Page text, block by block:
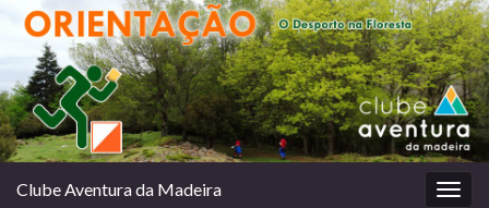
Clube Aventura da Madeira